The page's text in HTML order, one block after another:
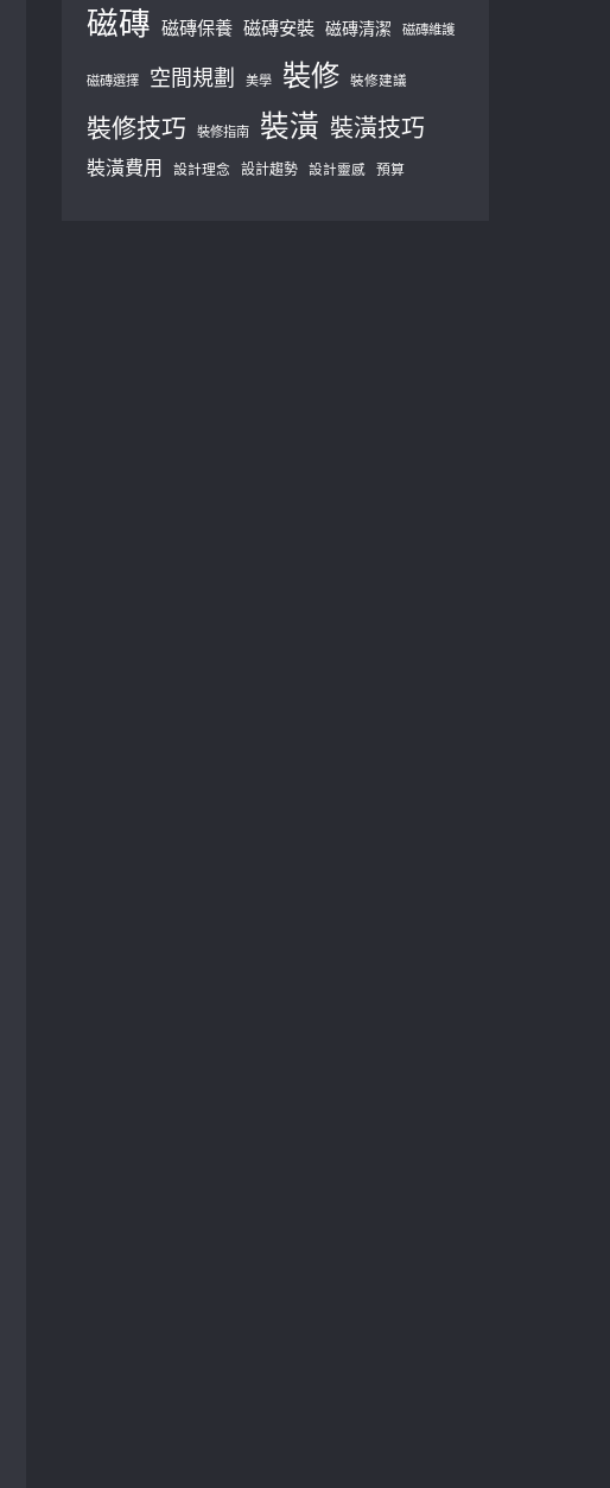
磁磚 磁磚保養 磁磚安裝 磁磚清潔 磁磚維護
磁磚選擇 空間規劃 美學 裝修 裝修建議
裝修技巧 裝修指南 裝潢 裝潢技巧
裝潢費用 設計理念 設計趨勢 設計靈感 預算